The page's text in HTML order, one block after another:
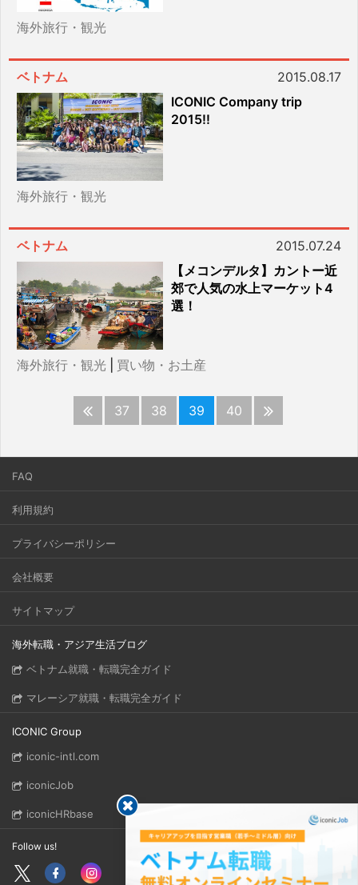
海外旅行・観光
ベトナム
2015.08.17
ICONIC Company trip
2015!!
海外旅行・観光
ベトナム
2015.07.24
【メコンデルタ】カントー近
郊で人気の水上マーケット4
選！
海外旅行・観光 買い物・お土産
37 38 39 40
FAQ
利用規約
プライバシーポリシー
会社概要
サイトマップ
海外転職・アジア生活ブログ
ベトナム就職・転職完全ガイド
マレーシア就職・転職完全ガイド
ICONIC Group
iconic-intl.com
iconicJob
iconicHRbase
Follow us!